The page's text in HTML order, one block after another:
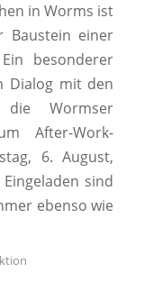
in Worms ist
Baustein einer
besonderer
Dialog mit den
die Wormser
After-Work-
6. August,
sind
ebenso wie